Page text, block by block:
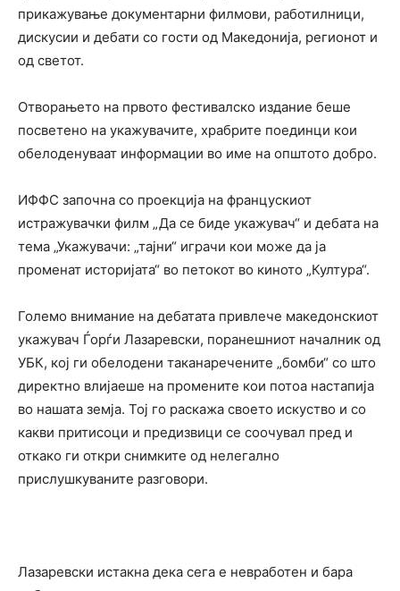
прикажување документарни филмови, работилници,
дискусии и дебати со гости од Македонија, регионот и
од светот.
Отворањето на првото фестивалско издание беше
посветено на укажувачите, храбрите поединци кои
обелоденуваат информации во име на општото добро.
ИФФС започна со проекција на францускиот
истражувачки филм „Да се биде укажувач“ и дебата на
тема „Укажувачи: „тајни“ играчи кои може да ја
променат историјата“ во петокот во киното „Култура“.
Големо внимание на дебатата привлече македонскиот
укажувач Ѓорѓи Лазаревски, поранешниот началник од
УБК, кој ги обелодени таканаречените „бомби“ со што
директно влијаеше на промените кои потоа настапија
во нашата земја. Тој го раскажа своето искуство и со
какви притисоци и предизвици се соочувал пред и
откако ги откри снимките од нелегално
прислушкуваните разговори.
Лазаревски истакна дека сега е невработен и бара